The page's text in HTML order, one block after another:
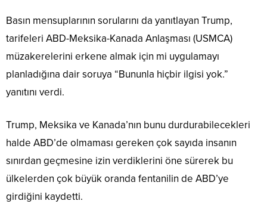
Basın mensuplarının sorularını da yanıtlayan Trump,
tarifeleri ABD-Meksika-Kanada Anlaşması (USMCA)
müzakerelerini erkene almak için mi uygulamayı
planladığına dair soruya “Bununla hiçbir ilgisi yok.”
yanıtını verdi.
Trump, Meksika ve Kanada’nın bunu durdurabilecekleri
halde ABD’de olmaması gereken çok sayıda insanın
sınırdan geçmesine izin verdiklerini öne sürerek bu
ülkelerden çok büyük oranda fentanilin de ABD’ye
girdiğini kaydetti.